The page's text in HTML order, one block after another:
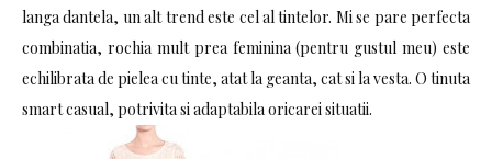
langa dantela, un alt trend este cel al tintelor. Mi se pare perfecta
combinatia, rochia mult prea feminina (pentru gustul meu) este
echilibrata de pielea cu tinte, atat la geanta, cat si la vesta. O tinuta
smart casual, potrivita si adaptabila oricarei situatii.